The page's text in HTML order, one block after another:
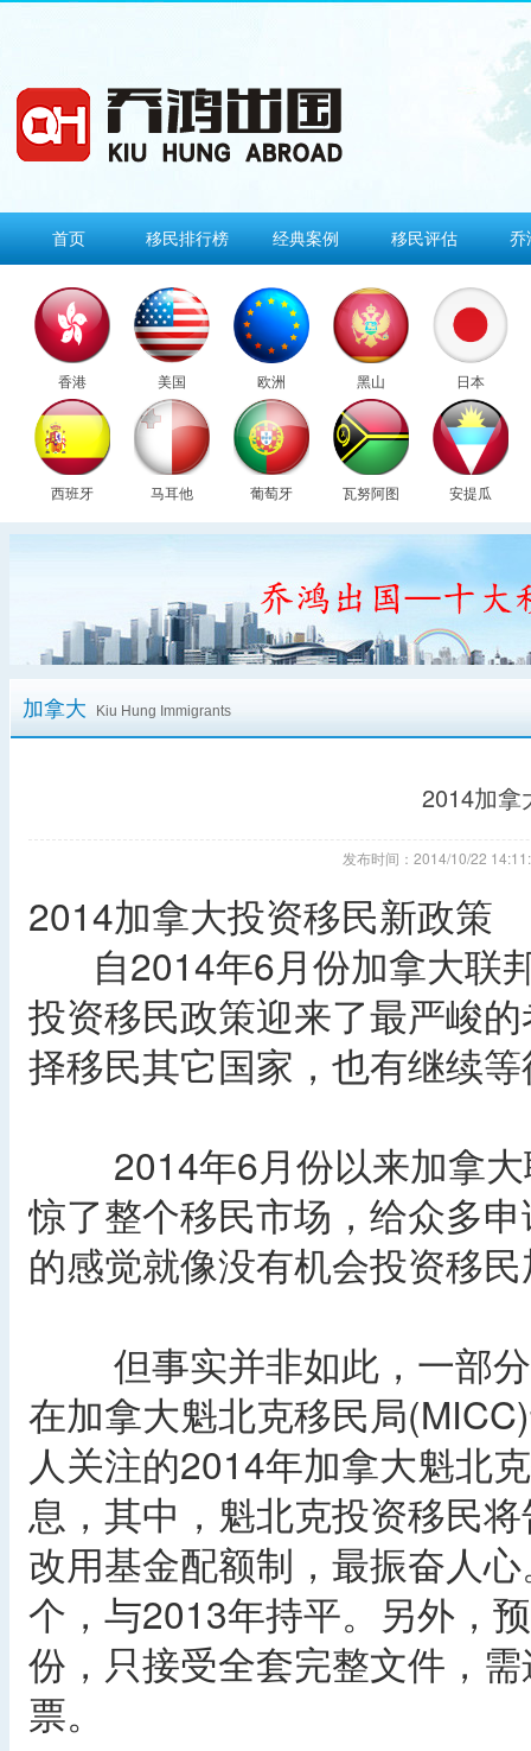
首页 移民排行榜 经典案例 移民评估 乔
香港 美国 欧洲 黑山 日本
西班牙 马耳他 葡萄牙 瓦努阿图 安提瓜
加拿大 Kiu Hung Immigrants
2014加拿
发布时间：2014/10/22
2014加拿大投资移民新政策
自2014年6月份加拿大联
投资移民政策迎来了最严峻
择移民其它国家，也有继续
2014年6月份以来加拿大
惊了整个移民市场，给众多
的感觉就像没有机会投资移
但事实并非如此，一部分
在加拿大魁北克移民局
人关注的2014年加拿大魁北
息，其中，魁北克投资移民
改用基金配额制，最振奋人
个，与2013年持平。另外，
份，只接受全套完整文件，
票。 ​